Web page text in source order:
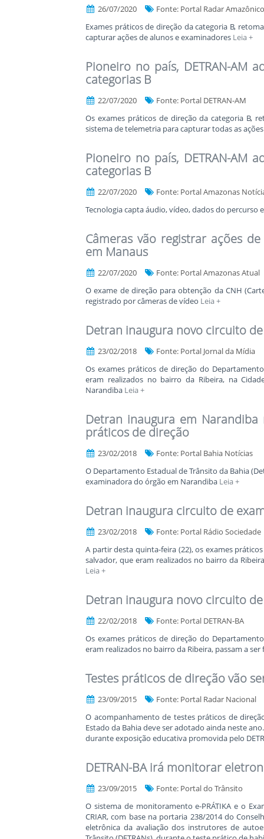
26/07/2020
Fonte: Portal Radar Amazônico
Exames práticos de direção da categoria B,
capturar ações de alunos e examinadores Leia +
Pioneiro no país, DETRAN-AM
categorias B
22/07/2020
Fonte: Portal DETRAN-AM
Os exames práticos de direção da categoria B,
sistema de telemetria para capturar todas as
Pioneiro no país, DETRAN-AM
categorias B
22/07/2020
Fonte: Portal Amazonas
Tecnologia capta áudio, vídeo, dados do percurso
Câmeras vão registrar ações
em Manaus
22/07/2020
Fonte: Portal Amazonas Atual
O exame de direção para obtenção da CNH
registrado por câmeras de vídeo Leia +
Detran inaugura novo circuito
23/02/2018
Fonte: Portal Jornal da Mídia
Os exames práticos de direção do
eram realizados no bairro da Ribeira, na
Narandiba Leia +
Detran inaugura em
práticos de direção
23/02/2018
Fonte: Portal Bahia Notícias
O Departamento Estadual de Trânsito da Bahia
examinadora do órgão em Narandiba Leia +
Detran inaugura circuito de
23/02/2018
Fonte: Portal Rádio Sociedade
A partir desta quinta-feira (22), os exames
salvador, que eram realizados no bairro da
Leia +
Detran inaugura novo circuito
22/02/2018
Fonte: Portal DETRAN-BA
Os exames práticos de direção do
eram realizados no bairro da Ribeira, passam a
Testes práticos de direção vão
23/09/2015
Fonte: Portal Radar Nacional
O acompanhamento de testes práticos de
Estado da Bahia deve ser adotado ainda neste
durante exposição educativa promovida pelo
DETRAN-BA irá monitorar
23/09/2015
Fonte: Portal do Trânsito
O sistema de monitoramento e-PRÁTIKA e o
CRIAR, com base na portaria 238/2014 do
eletrônica da avaliação dos instrutores de